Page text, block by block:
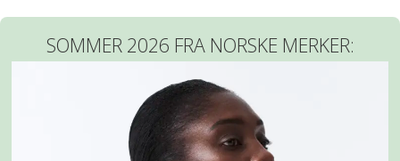
SOMMER 2026 FRA NORSKE MERKER: